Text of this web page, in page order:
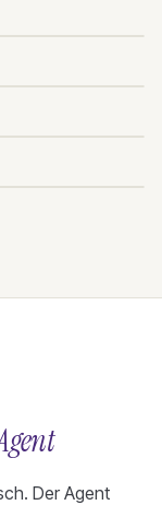
Der Agent